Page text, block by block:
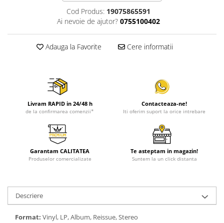
Cod Produs: 19075865591
Ai nevoie de ajutor? 0755100402
Adauga la Favorite Cere informatii
Livram RAPID in 24/48 h
de la confirmarea comenzii*
Contacteaza-ne!
Iti oferim suport la orice intrebare
Garantam CALITATEA
Produselor comercializate
Te asteptam in magazin!
Suntem la un click distanta
Descriere
Format: Vinyl, LP, Album, Reissue, Stereo